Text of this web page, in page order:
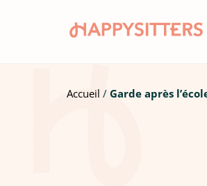
Accueil Garde après